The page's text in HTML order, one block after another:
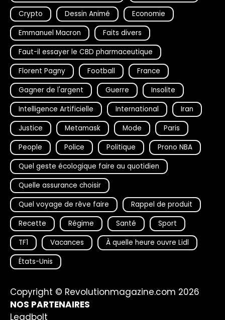
Crypto
Dessin Animé
Economie
Emmanuel Macron
Faits divers
Faut-il essayer le CBD pharmaceutique
Florent Pagny
Football
France
Gagner de l'argent
Guerre
Insolite
Intelligence Artificielle
International
Iran
Justice
Metamask Mode
Paris
People
Police Politique
Prono NBA
Quel geste écologique faire au quotidien
Quelle assurance choisir
Quel voyage de rêve faire
Rappel de produit
Recette
Régime Santé
Sport
TF1
Vacances
À quelle heure ouvre Lidl
États-Unis
Copyright © Revolutionmagazine.com 2026
NOS PARTENAIRES
Leadbolt